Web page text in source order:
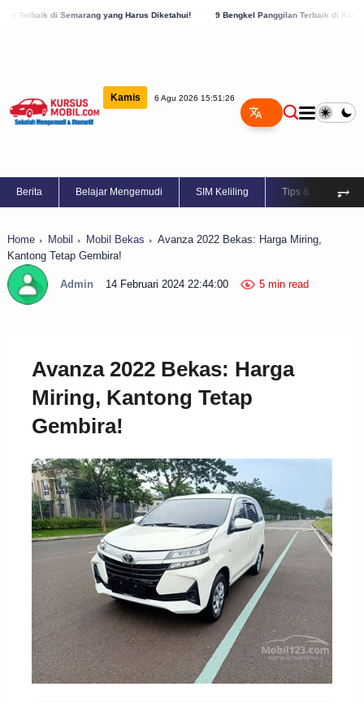
yang Harus Diketahui! 9 Bengkel Panggilan Terbaik di Kabupaten Semarang,
Kamis 6 Agu 2026 15:51:27
Berita Belajar Mengemudi SIM Keliling Tips & Trik ⥅
Home Mobil Mobil Bekas
Avanza 2022 Bekas: Harga Miring,
Kantong Tetap Gembira!
Admin 14 Februari 2024 22:44:00 5 min read
Avanza 2022 Bekas: Harga
Miring, Kantong Tetap
Gembira!